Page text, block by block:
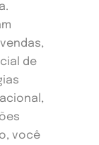
de
você